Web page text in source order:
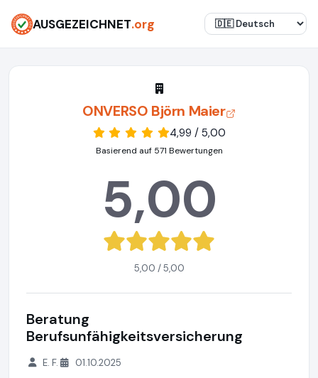
AUSGEZEICHNET.org
ONVERSO Björn Maier
4,99 / 5,00
Basierend auf 571 Bewertungen
5,00
5,00 / 5,00
Beratung
Berufsunfähigkeitsversicherung
E. F. 01.10.2025